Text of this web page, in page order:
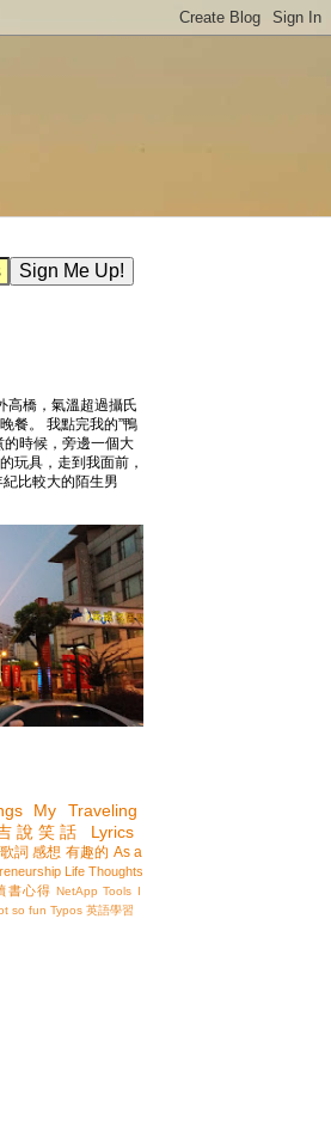
高橋，氣溫超過攝氏
餐。 我點完我的”鴨
的時候，旁邊一個大
玩具，走到我面前，
比較大的陌生男
My Traveling
說笑話 Lyrics
歌詞 感想 有趣的 As a
Life Thoughts
書心得 NetApp Tools I
so fun Typos 英語學習